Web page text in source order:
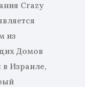
Crazy
из
Домов
Израиле,